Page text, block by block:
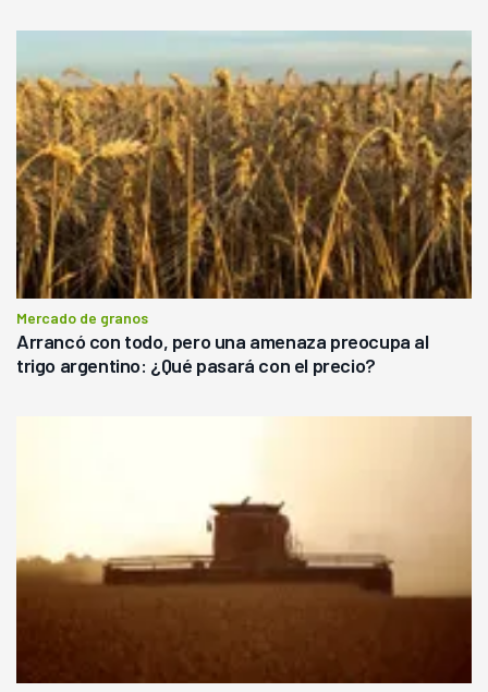
Mercado de granos
Arrancó con todo, pero una amenaza preocupa al
trigo argentino: ¿Qué pasará con el precio?